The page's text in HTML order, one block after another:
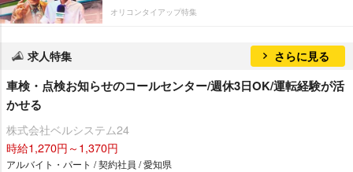
オリコンタイアップ特集
求人特集 さらに見る
車検・点検お知らせのコールセンター/週休3日OK/運転経験が活
かせる
株式会社ベルシステム24
時給1,270円～1,370円
アルバイト・パート / 契約社員 / 愛知県